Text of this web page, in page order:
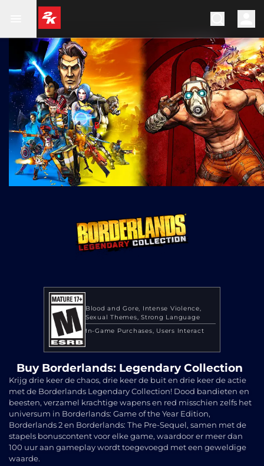
Blood and Gore Intense Violence
Sexual Themes Strong Language
In-Game Purchases
Users Interact
Buy Borderlands: Legendary Collection
Krijg drie keer de chaos, drie keer de buit en drie keer de actie
met de Borderlands Legendary Collection! Dood bandieten en
beesten, verzamel krachtige wapens en red misschien zelfs het
universum in Borderlands: Game of the Year Edition,
Borderlands 2 en Borderlands: The Pre-Sequel, samen met de
stapels bonuscontent voor elke game, waardoor er meer dan
100 uur aan gameplay wordt toegevoegd met een geweldige
waarde.